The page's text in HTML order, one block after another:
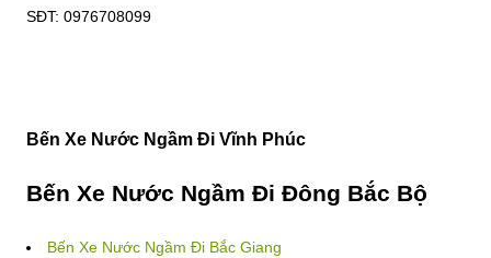
SĐT: 0976708099
Bến Xe Nước Ngầm Đi Vĩnh Phúc
Bến Xe Nước Ngầm Đi Đông Bắc Bộ
Bến Xe Nước Ngầm Đi Bắc Giang